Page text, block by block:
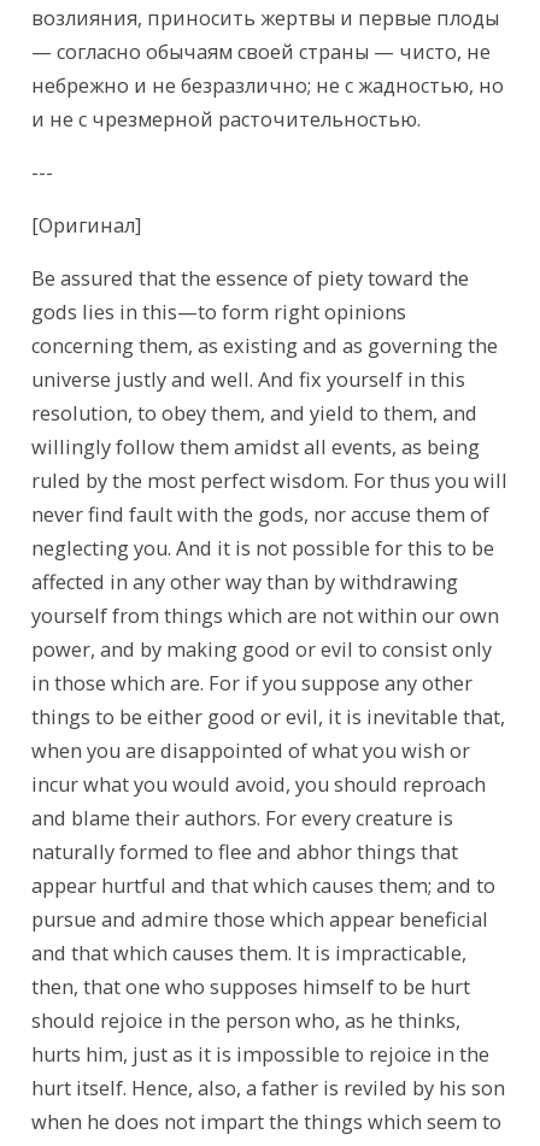
возлияния, приносить жертвы и первые плоды
— согласно обычаям своей страны — чисто, не
небрежно и не безразлично; не с жадностью, но
и не с чрезмерной расточительностью.
---
[Оригинал]
Be assured that the essence of piety toward the
gods lies in this—to form right opinions
concerning them, as existing and as governing the
universe justly and well. And fix yourself in this
resolution, to obey them, and yield to them, and
willingly follow them amidst all events, as being
ruled by the most perfect wisdom. For thus you will
never find fault with the gods, nor accuse them of
neglecting you. And it is not possible for this to be
affected in any other way than by withdrawing
yourself from things which are not within our own
power, and by making good or evil to consist only
in those which are. For if you suppose any other
things to be either good or evil, it is inevitable that,
when you are disappointed of what you wish or
incur what you would avoid, you should reproach
and blame their authors. For every creature is
naturally formed to flee and abhor things that
appear hurtful and that which causes them; and to
pursue and admire those which appear beneficial
and that which causes them. It is impracticable,
then, that one who supposes himself to be hurt
should rejoice in the person who, as he thinks,
hurts him, just as it is impossible to rejoice in the
hurt itself. Hence, also, a father is reviled by his son
when he does not impart the things which seem to